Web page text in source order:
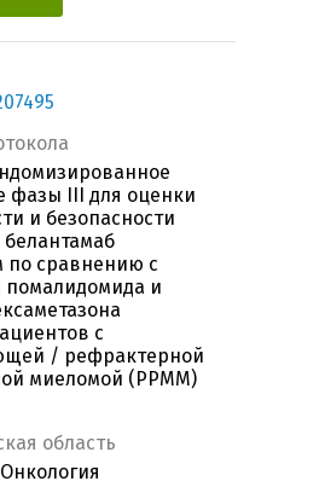
фазы III для оценки
и безопасности
по сравнению с
помалидомида и
с
/ рефрактерной
миеломой (РРММ)
область